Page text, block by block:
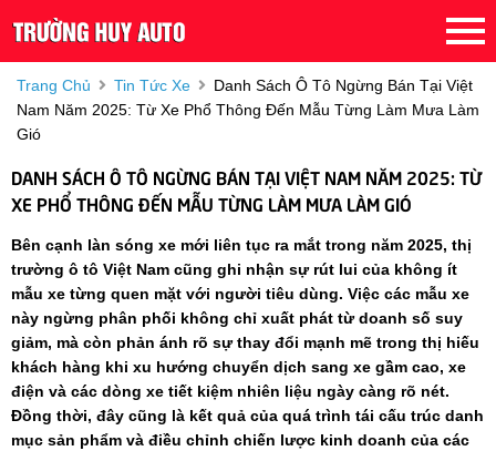
Trang Chủ Tin Tức Xe
Danh Sách Ô Tô Ngừng Bán Tại Việt
Nam Năm 2025: Từ Xe Phổ Thông Đến Mẫu Từng Làm Mưa Làm
Gió
DANH SÁCH Ô TÔ NGỪNG BÁN TẠI VIỆT NAM NĂM 2025: TỪ
XE PHỔ THÔNG ĐẾN MẪU TỪNG LÀM MƯA LÀM GIÓ
Bên cạnh làn sóng xe mới liên tục ra mắt trong năm 2025, thị
trường ô tô Việt Nam cũng ghi nhận sự rút lui của không ít
mẫu xe từng quen mặt với người tiêu dùng. Việc các mẫu xe
này ngừng phân phối không chỉ xuất phát từ doanh số suy
giảm, mà còn phản ánh rõ sự thay đổi mạnh mẽ trong thị hiếu
khách hàng khi xu hướng chuyển dịch sang xe gầm cao, xe
điện và các dòng xe tiết kiệm nhiên liệu ngày càng rõ nét.
Đồng thời, đây cũng là kết quả của quá trình tái cấu trúc danh
mục sản phẩm và điều chỉnh chiến lược kinh doanh của các